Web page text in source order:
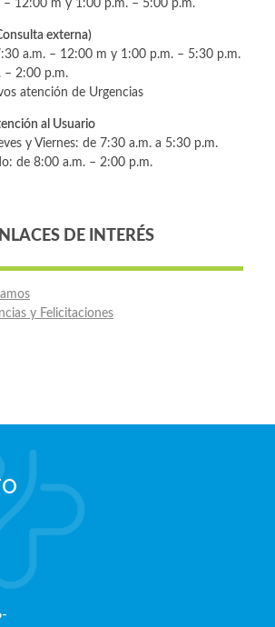
– 12:00 m y 1:00 p.m. – 5:00 p.m.
externa)
a.m. – 12:00 m y 1:00 p.m. – 5:30 p.m.
– 2:00 p.m.
atención de Urgencias
al Usuario
y Viernes: de 7:30 a.m. a 5:30 p.m.
de 8:00 a.m. – 2:00 p.m.
DE INTERÉS
y Felicitaciones